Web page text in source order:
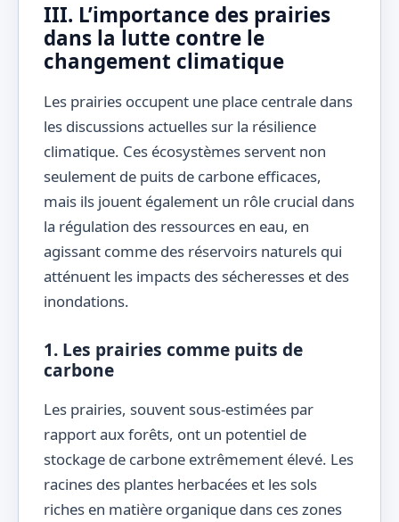
III. L’importance des prairies
dans la lutte contre le
changement climatique
Les prairies occupent une place centrale dans
les discussions actuelles sur la résilience
climatique. Ces écosystèmes servent non
seulement de puits de carbone efficaces,
mais ils jouent également un rôle crucial dans
la régulation des ressources en eau, en
agissant comme des réservoirs naturels qui
atténuent les impacts des sécheresses et des
inondations.
1. Les prairies comme puits de
carbone
Les prairies, souvent sous-estimées par
rapport aux forêts, ont un potentiel de
stockage de carbone extrêmement élevé. Les
racines des plantes herbacées et les sols
riches en matière organique dans ces zones